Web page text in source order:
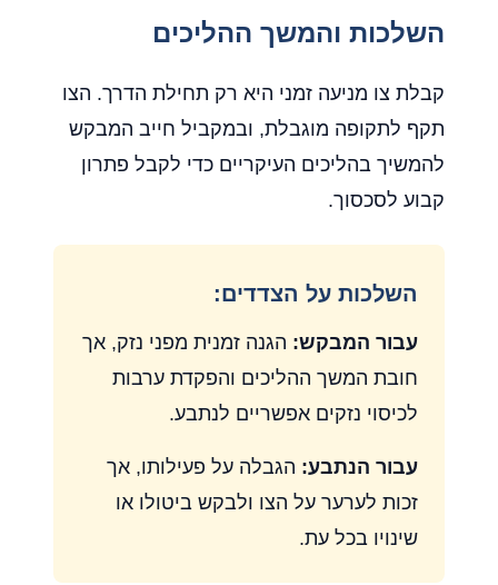
השלכות והמשך ההליכים
קבלת צו מניעה זמני היא רק תחילת הדרך. הצו
תקף לתקופה מוגבלת, ובמקביל חייב המבקש
להמשיך בהליכים העיקריים כדי לקבל פתרון
קבוע לסכסוך.
השלכות על הצדדים:
עבור המבקש: הגנה זמנית מפני נזק, אך
חובת המשך ההליכים והפקדת ערבות
לכיסוי נזקים אפשריים לנתבע.
עבור הנתבע: הגבלה על פעילותו, אך
זכות לערער על הצו ולבקש ביטולו או
שינויו בכל עת.